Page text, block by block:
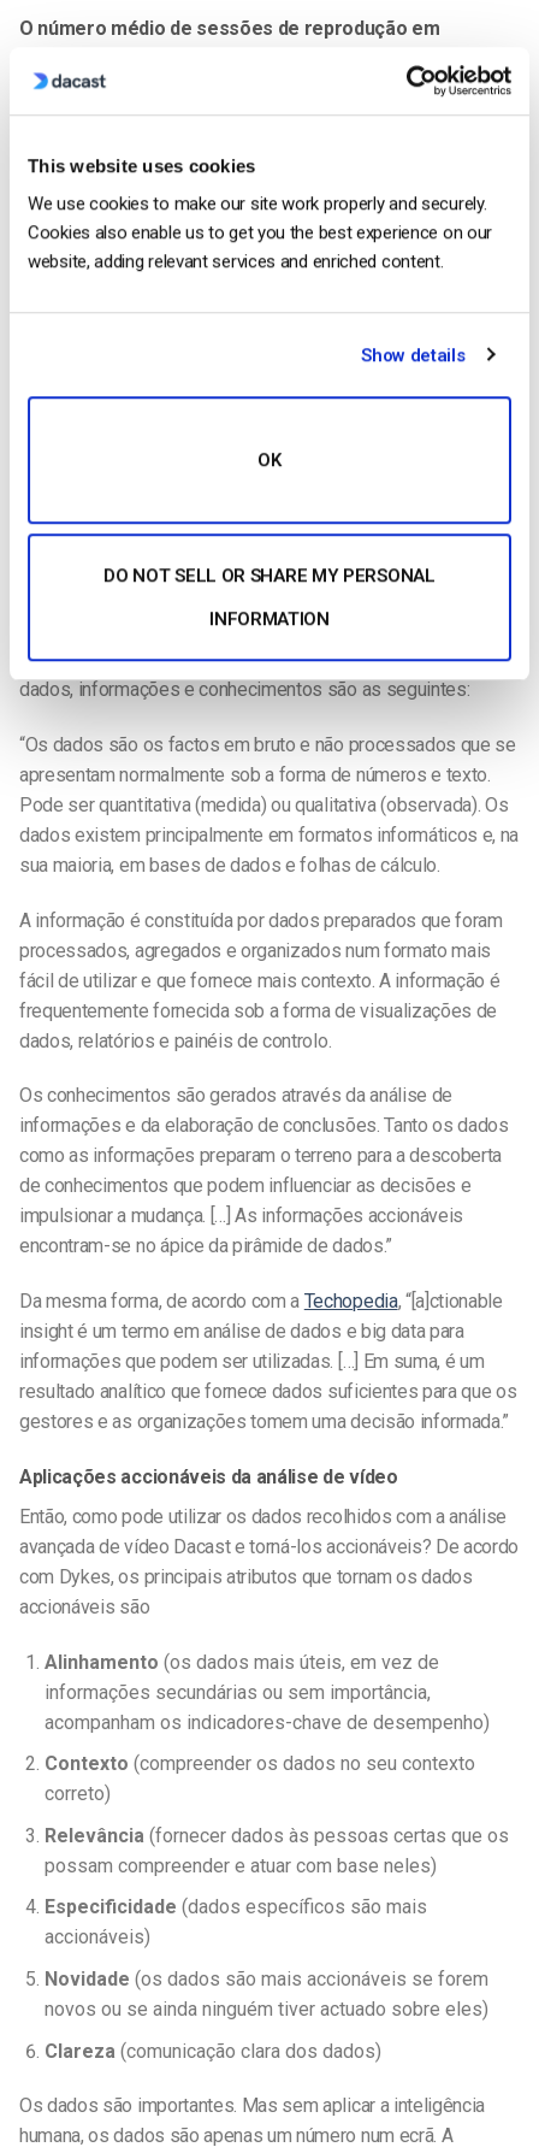
This website uses cookies
We use cookies to make our site work properly and securely.
Cookies also enable us to get you the best experience on our
website, adding relevant services and enriched content.
Show details
OK
DO NOT SELL OR SHARE MY PERSONAL
INFORMATION
O número médio de sessões de reprodução em
cidade
tipo de dispositivo
Peças de teatro e espectadores
Horas extraordinárias
empresa. Entre outras vantagens, este tipo de dados permite-
lhe analisar o sucesso do seu conteúdo em grande pormenor.
E esta análise, por sua vez, envolve o processo de
De acordo com Brent Dykes da Forbes, as diferenças entre
dados, informações e conhecimentos são as seguintes:
“Os dados são os factos em bruto e não processados que se
apresentam normalmente sob a forma de números e texto.
Pode ser quantitativa (medida) ou qualitativa (observada). Os
dados existem principalmente em formatos informáticos e, na
sua maioria, em bases de dados e folhas de cálculo.
A informação é constituída por dados preparados que foram
processados, agregados e organizados num formato mais
fácil de utilizar e que fornece mais contexto. A informação é
frequentemente fornecida sob a forma de visualizações de
dados, relatórios e painéis de controlo.
Os conhecimentos são gerados através da análise de
informações e da elaboração de conclusões. Tanto os dados
como as informações preparam o terreno para a descoberta
de conhecimentos que podem influenciar as decisões e
impulsionar a mudança. […] As informações accionáveis
encontram-se no ápice da pirâmide de dados.”
Da mesma forma, de acordo com a Techopedia, “[a]ctionable
insight é um termo em análise de dados e big data para
informações que podem ser utilizadas. […] Em suma, é um
resultado analítico que fornece dados suficientes para que os
gestores e as organizações tomem uma decisão informada.”
Aplicações accionáveis da análise de vídeo
Então, como pode utilizar os dados recolhidos com a análise
avançada de vídeo Dacast e torná-los accionáveis? De acordo
com Dykes, os principais atributos que tornam os dados
accionáveis são
Alinhamento (os dados mais úteis, em vez de
informações secundárias ou sem importância,
acompanham os indicadores-chave de desempenho)
Contexto (compreender os dados no seu contexto
correto)
Relevância(fornecer dados às pessoas certas que os
possam compreender e atuar com base neles)
Especificidade (dados específicos são mais
accionáveis)
Novidade (os dados são mais accionáveis se forem
novos ou se ainda ninguém tiver actuado sobre eles)
Clareza (comunicação clara dos dados)
Os dados são importantes. Mas sem aplicar a inteligência
humana, os dados são apenas um número num ecrã. A